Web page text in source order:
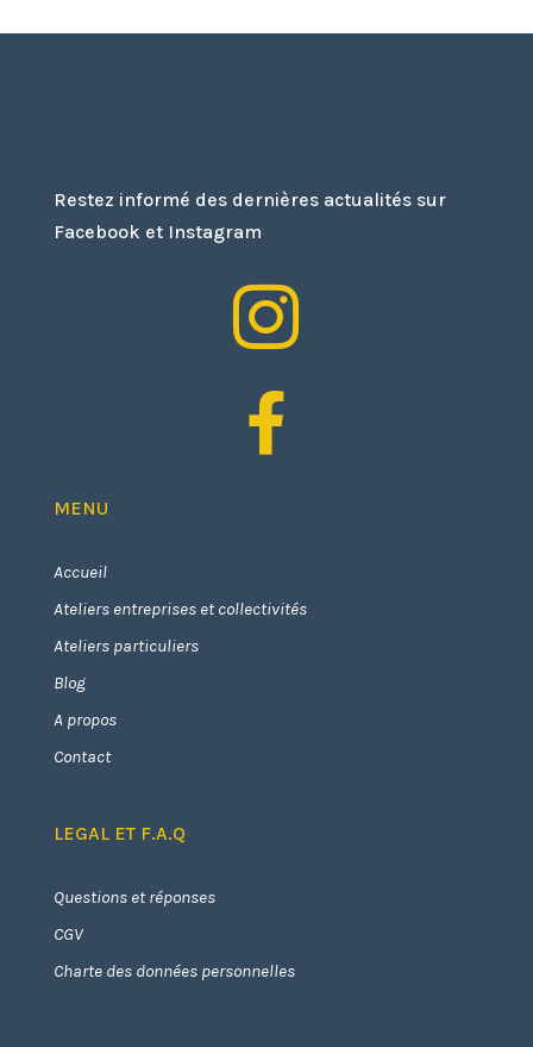
Restez informé des dernières actualités sur
Facebook et Instagram


MENU
Accueil
Ateliers entreprises et collectivités
Ateliers particuliers
Blog
A propos
Contact
LEGAL ET F.A.Q
Questions et réponses
CGV
Charte des données personnelles